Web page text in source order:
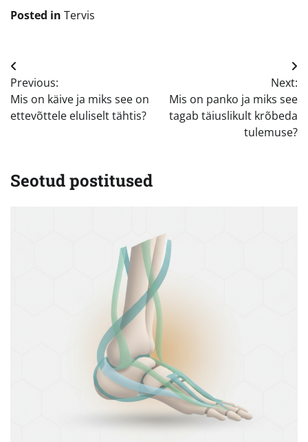
Posted in Tervis
Navigeerimine
Previous:
Mis on käive ja miks see on
ettevõttele eluliselt tähtis?
Next:
Mis on panko ja miks see
tagab täiuslikult krõbeda
tulemuse?
Seotud postitused